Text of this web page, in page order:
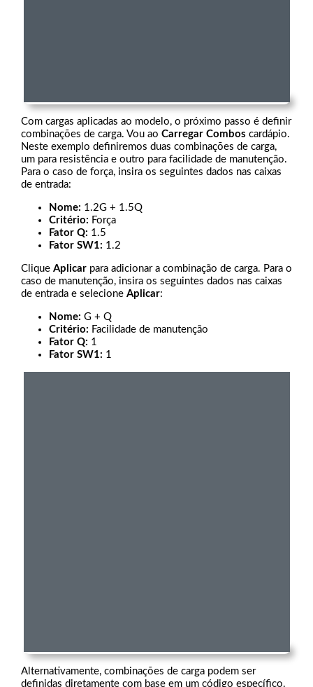
Com cargas aplicadas ao modelo, o próximo passo é definir
combinações de carga. Vou ao Carregar Combos cardápio.
Neste exemplo definiremos duas combinações de carga,
um para resistência e outro para facilidade de manutenção.
Para o caso de força, insira os seguintes dados nas caixas
de entrada:
Nome: 1.2G + 1.5Q
Critério: Força
Fator Q: 1.5
Fator SW1: 1.2
Clique Aplicarpara adicionar a combinação de carga. Para o
caso de manutenção, insira os seguintes dados nas caixas
de entrada e selecione Aplicar:
Nome: G + Q
Critério: Facilidade de manutenção
Fator Q: 1
Fator SW1: 1
Alternativamente, combinações de carga podem ser
definidas diretamente com base em um código específico.